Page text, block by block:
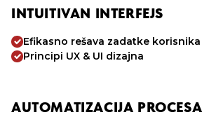
INTUITIVAN INTERFEJS
Efikasno rešava zadatke korisnika
Principi UX & UI dizajna
AUTOMATIZACIJA PROCESA